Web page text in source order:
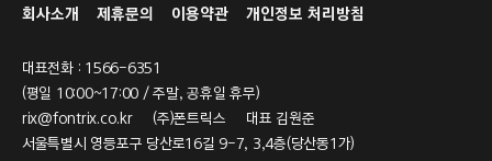
회사소개 제휴문의 이용약관 개인정보 처리방침
대표전화 : 1566-6351
(평일 10:00~17:00 / 주말, 공휴일 휴무)
rix@fontrix.co.kr(주)폰트릭스 대표 김원준
서울특별시 영등포구 당산로16길 9-7, 3,4층(당산동1가)